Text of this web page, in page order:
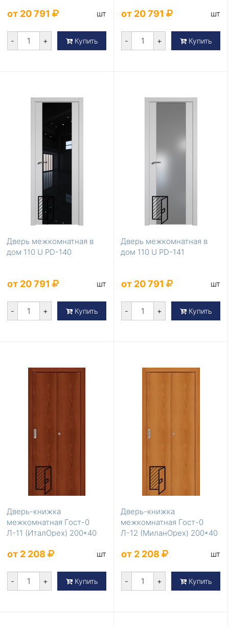
от 20 791 шт
- + Купить
от 20 791 шт
- + Купить
Дверь межкомнатная в
дом 110 U PD-140
от 20 791 шт
- + Купить
Дверь межкомнатная в
дом 110 U PD-141
от 20 791 шт
- + Купить
Дверь-книжка
межкомнатная Гост-0
Л-11 (ИталОрех) 200*40
от 2 208 шт
- + Купить
Дверь-книжка
межкомнатная Гост-0
Л-12 (МиланОрех) 200*40
от 2 208 шт
- + Купить